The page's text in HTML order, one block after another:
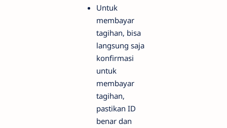
Untuk
membayar
tagihan, bisa
langsung saja
konfirmasi
untuk
membayar
tagihan,
pastikan ID
benar dan